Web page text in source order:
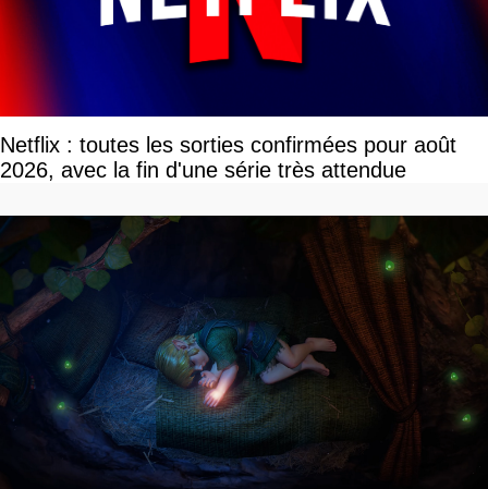
Netflix : toutes les sorties confirmées pour août
2026, avec la fin d'une série très attendue